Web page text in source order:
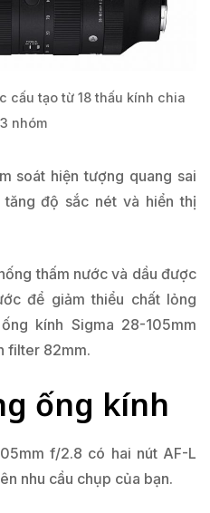
cấu tạo từ 18 thấu kính chia
nhóm
soát hiện tượng quang sai
độ sắc nét và hiển thị
thấm nước và dầu được
để giảm thiểu chất lỏng
kính Sigma 28-105mm
filter 82mm.
ống kính
f/2.8 có hai nút AF-L
nhu cầu chụp của bạn.